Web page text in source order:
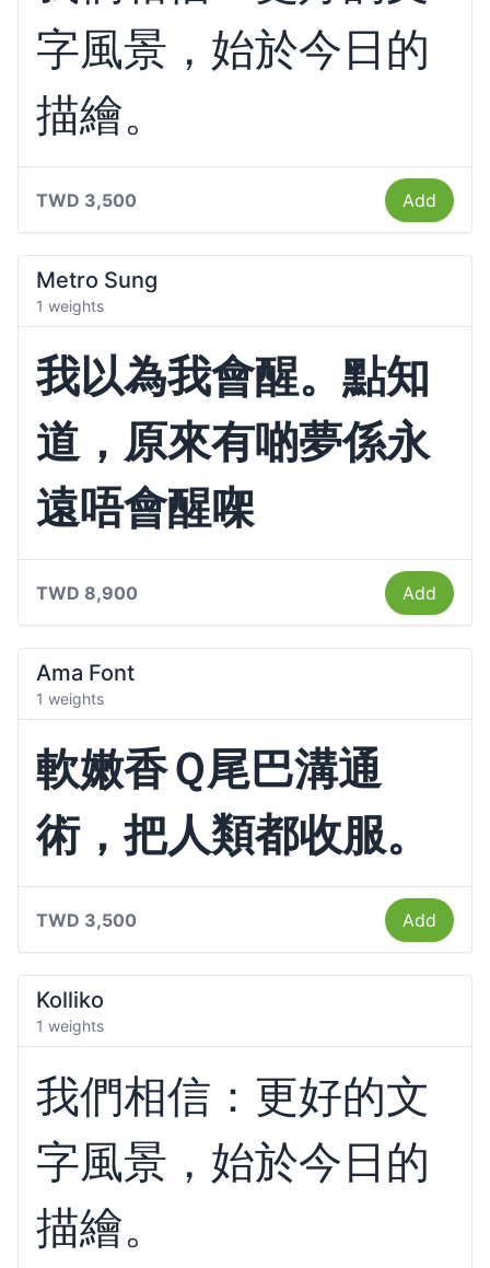
字風景，始於今日的
描繪。
TWD 3,500 Add
Metro Sung
1 weights
我以為我會醒。點知
道，原來有啲夢係永
遠唔會醒㗎
TWD 8,900 Add
Ama Font
1 weights
軟嫩香Ｑ尾巴溝通
術，把人類都收服。
TWD 3,500 Add
Kolliko
1 weights
我們相信：更好的文
字風景，始於今日的
描繪。